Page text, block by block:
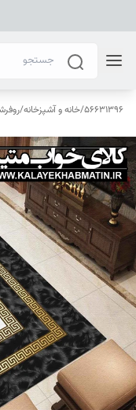
56631396
/خانه و آشپزخانه/